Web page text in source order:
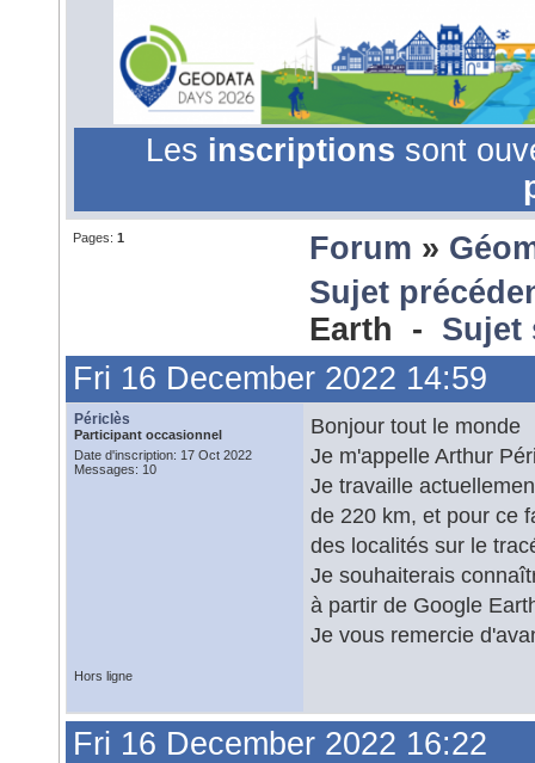
Les inscriptions sont
Pages: 1 Forum »
Sujet
Earth - Sujet
Fri 16 December 2022 14:59
Périclès
Participant occasionnel
Date d'inscription: 17 Oct 2022
Messages: 10
Bonjour tout le monde
Je m'appelle Arthur
Je travaille
de 220 km, et pour ce
des localités sur le
Je souhaiterais
à partir de Google
Je vous remercie
Hors ligne
Fri 16 December 2022 16:22